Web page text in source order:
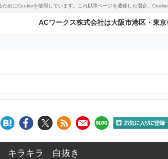
めにCookieを使用しています。これ以降ページを遷移した場合、
ACワークス株式会社は大阪市港区・東
キラキラ 白抜き